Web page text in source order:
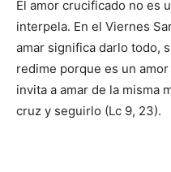
El amor crucificado no es
interpela. En el Viernes
amar significa darlo todo,
redime porque es un
invita a amar de la misma
cruz y seguirlo (Lc 9, 23).